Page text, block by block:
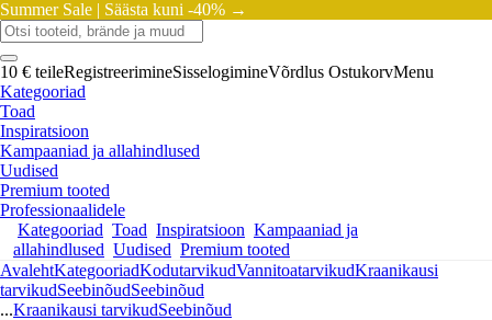
Summer Sale | Säästa kuni -40% →
10 € teileRegistreerimineSisselogimineVõrdlus OstukorvMenu
Kategooriad
Toad
Inspiratsioon
Kampaaniad ja allahindlused
Uudised
Premium tooted
Professionaalidele
Kategooriad Toad Inspiratsioon Kampaaniad ja
allahindlused Uudised Premium tooted
AvalehtKategooriadKodutarvikudVannitoatarvikudKraanikausi
tarvikudSeebinõudSeebinõud
...Kraanikausi tarvikudSeebinõud